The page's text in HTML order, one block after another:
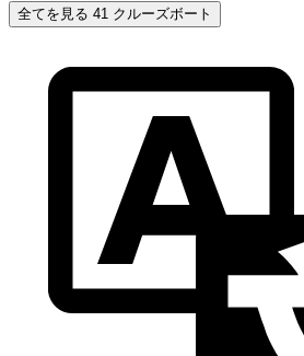
全てを見る 41 クルーズボート